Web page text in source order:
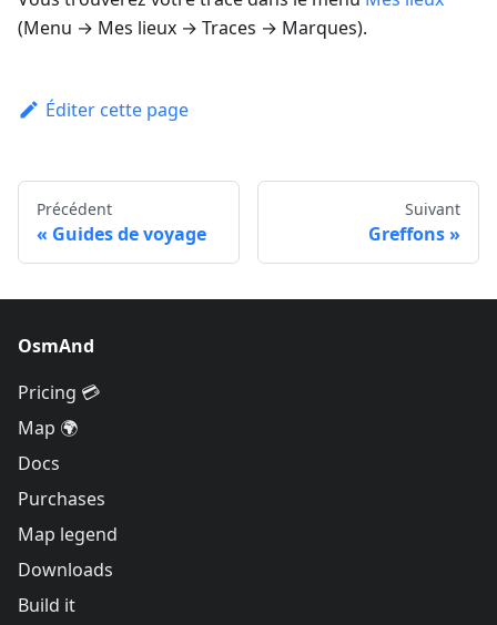
(Menu → Mes lieux → Traces → Marques).
Éditer cette page
Précédent
Guides de voyage
Suivant
Greffons
OsmAnd
Pricing 💳
Map 🌍
Docs
Purchases
Map legend
Downloads
Build it